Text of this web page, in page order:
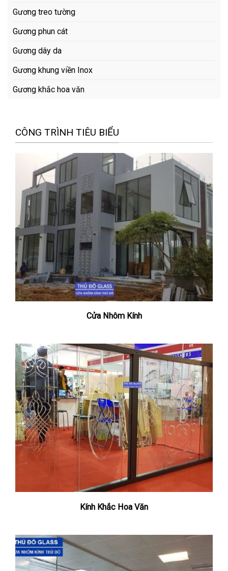
Gương treo tường
Gương phun cát
Gương dây da
Gương khung viền Inox
Gương khắc hoa văn
CÔNG TRÌNH TIÊU BIỂU
Cửa Nhôm Kính
Kính Khắc Hoa Văn